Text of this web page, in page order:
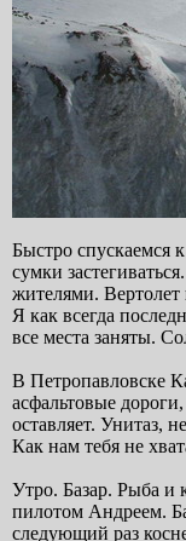
Быстро спускаемся
сумки
жителями.
Я как всегда
все места заняты.
В Петропавловске
асфальтовые
оставляет. Унитаз,
Как нам тебя не
Утро. Базар. Рыба и
пилотом Андреем.
следующий раз